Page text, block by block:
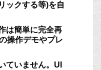
ックする等)を自
は簡単に完全再
操作デモやプレ
ていません。UI